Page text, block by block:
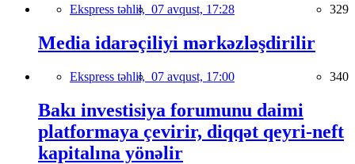
Ekspress təhlil, 07 avqust, 17:28 329
Media idarəçiliyi mərkəzləşdirilir
Ekspress təhlil, 07 avqust, 17:00 340
Bakı investisiya forumunu daimi
platformaya çevirir, diqqət qeyri-neft
kapitalına yönəlir